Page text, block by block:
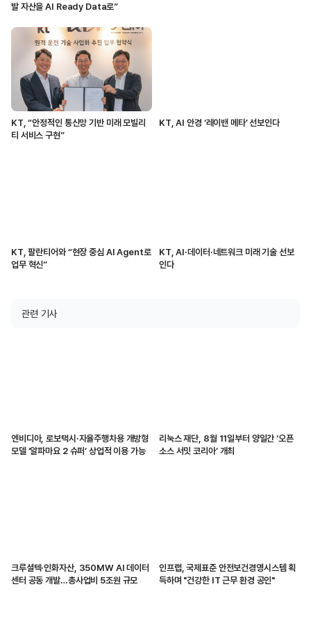
발 자산을 AI Ready Data로”
KT, “안정적인 통신망 기반 미래 모빌리
티 서비스 구현”
KT, AI 안경 ‘레이밴 메타’ 선보인다
KT, 팔란티어와 “현장 중심 AI Agent로
업무 혁신”
KT, AI·데이터·네트워크 미래 기술 선보
인다
관련 기사
엔비디아, 로보택시·자율주행차용 개방형
모델 ‘알파마요 2 슈퍼’ 상업적 이용 가능
리눅스 재단, 8월 11일부터 양일간 ‘오픈
소스 서밋 코리아’ 개최
크루셜텍·인화자산, 350MW AI 데이터
센터 공동 개발…총사업비 5조원 규모
인프랩, 국제표준 안전보건경영시스템 획
득하며 "건강한 IT 근무 환경 공인"